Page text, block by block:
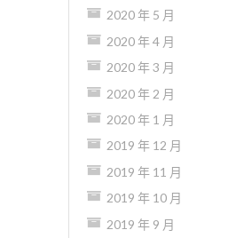
2020 年 5 月
2020 年 4 月
2020 年 3 月
2020 年 2 月
2020 年 1 月
2019 年 12 月
2019 年 11 月
2019 年 10 月
2019 年 9 月